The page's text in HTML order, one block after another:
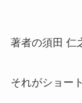
著者の須田 仁
それがショー